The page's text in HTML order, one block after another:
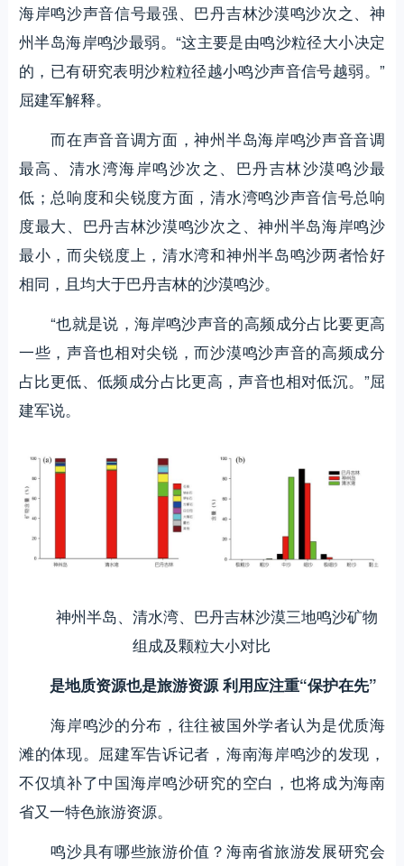
海岸鸣沙声音信号最强、巴丹吉林沙漠鸣沙次之、神
州半岛海岸鸣沙最弱。“这主要是由鸣沙粒径大小决定
的，已有研究表明沙粒粒径越小鸣沙声音信号越弱。”
屈建军解释。
而在声音音调方面，神州半岛海岸鸣沙声音音调
最高、清水湾海岸鸣沙次之、巴丹吉林沙漠鸣沙最
低；总响度和尖锐度方面，清水湾鸣沙声音信号总响
度最大、巴丹吉林沙漠鸣沙次之、神州半岛海岸鸣沙
最小，而尖锐度上，清水湾和神州半岛鸣沙两者恰好
相同，且均大于巴丹吉林的沙漠鸣沙。
“也就是说，海岸鸣沙声音的高频成分占比要更高
一些，声音也相对尖锐，而沙漠鸣沙声音的高频成分
占比更低、低频成分占比更高，声音也相对低沉。”屈
建军说。
神州半岛、清水湾、巴丹吉林沙漠三地鸣沙矿物
组成及颗粒大小对比
是地质资源也是旅游资源 利用应注重“保护在先”
海岸鸣沙的分布，往往被国外学者认为是优质海
滩的体现。屈建军告诉记者，海南海岸鸣沙的发现，
不仅填补了中国海岸鸣沙研究的空白，也将成为海南
省又一特色旅游资源。
鸣沙具有哪些旅游价值？海南省旅游发展研究会